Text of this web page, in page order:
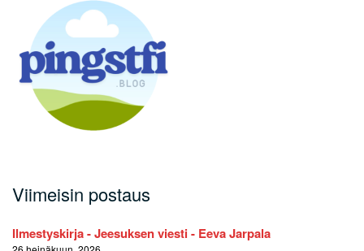
Viimeisin postaus
Ilmestyskirja - Jeesuksen viesti - Eeva Jarpala